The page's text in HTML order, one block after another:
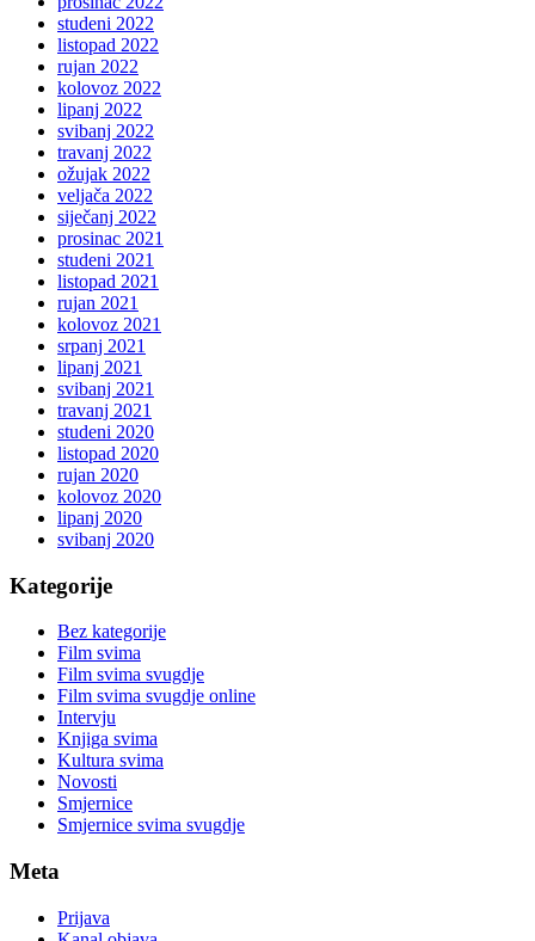
studeni 2022
listopad 2022
rujan 2022
kolovoz 2022
lipanj 2022
svibanj 2022
travanj 2022
ožujak 2022
veljača 2022
siječanj 2022
prosinac 2021
studeni 2021
listopad 2021
rujan 2021
kolovoz 2021
srpanj 2021
lipanj 2021
svibanj 2021
travanj 2021
studeni 2020
listopad 2020
rujan 2020
kolovoz 2020
lipanj 2020
svibanj 2020
Kategorije
Bez kategorije
Film svima
Film svima svugdje
Film svima svugdje online
Intervju
Knjiga svima
Kultura svima
Novosti
Smjernice
Smjernice svima svugdje
Meta
Prijava